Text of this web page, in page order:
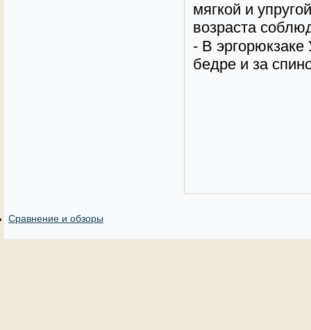
мягкой и
возраста
- В
бедре и за
Сравнение и обзоры